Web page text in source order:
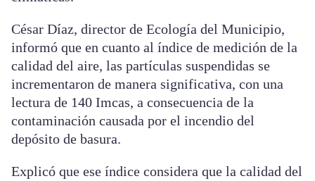
César Díaz, director de Ecología del Municipio,
informó que en cuanto al índice de medición de la
calidad del aire, las partículas suspendidas se
incrementaron de manera significativa, con una
lectura de 140 Imcas, a consecuencia de la
contaminación causada por el incendio del
depósito de basura.
Explicó que ese índice considera que la calidad del